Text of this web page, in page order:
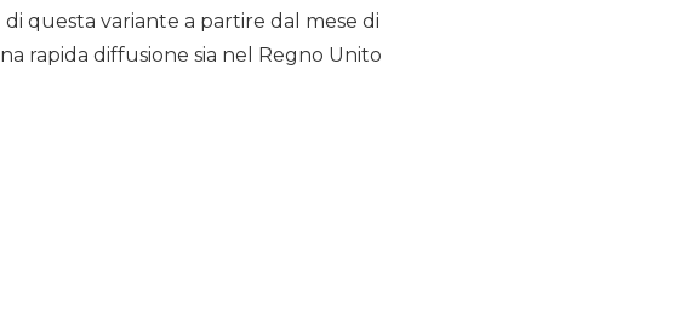
questa variante a partire dal mese di
rapida diffusione sia nel Regno Unito